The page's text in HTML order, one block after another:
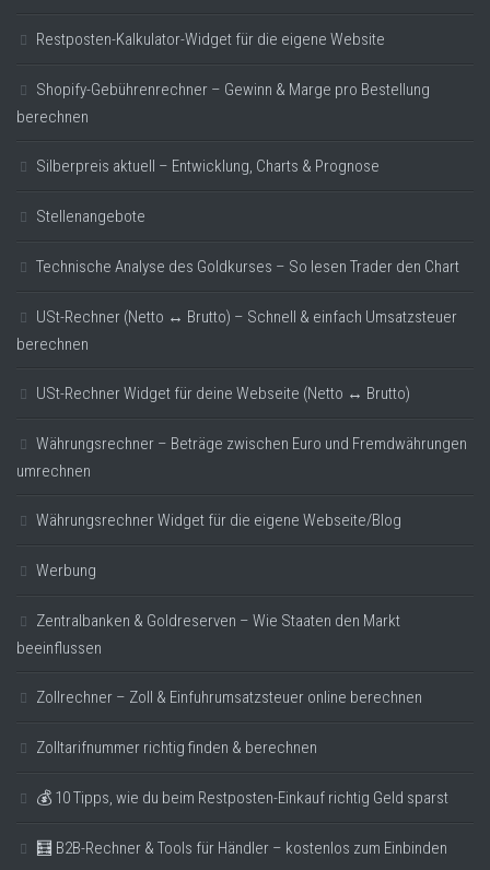
Restposten-Kalkulator-Widget für die eigene Website
Shopify-Gebührenrechner – Gewinn & Marge pro Bestellung
berechnen
Silberpreis aktuell – Entwicklung, Charts & Prognose
Stellenangebote
Technische Analyse des Goldkurses – So lesen Trader den Chart
USt-Rechner (Netto ↔ Brutto) – Schnell & einfach Umsatzsteuer
berechnen
USt-Rechner Widget für deine Webseite (Netto ↔ Brutto)
Währungsrechner – Beträge zwischen Euro und Fremdwährungen
umrechnen
Währungsrechner Widget für die eigene Webseite/Blog
Werbung
Zentralbanken & Goldreserven – Wie Staaten den Markt
beeinflussen
Zollrechner – Zoll & Einfuhrumsatzsteuer online berechnen
Zolltarifnummer richtig finden & berechnen
💰 10 Tipps, wie du beim Restposten-Einkauf richtig Geld sparst
🧮 B2B-Rechner & Tools für Händler – kostenlos zum Einbinden